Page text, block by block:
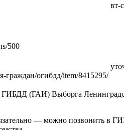
500
вт-
граждан/огибдд/item/8415295/
ГИБДД (ГАИ) Выборга
— можно позвонить в